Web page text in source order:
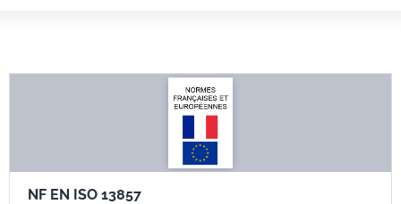
NF EN ISO 13857